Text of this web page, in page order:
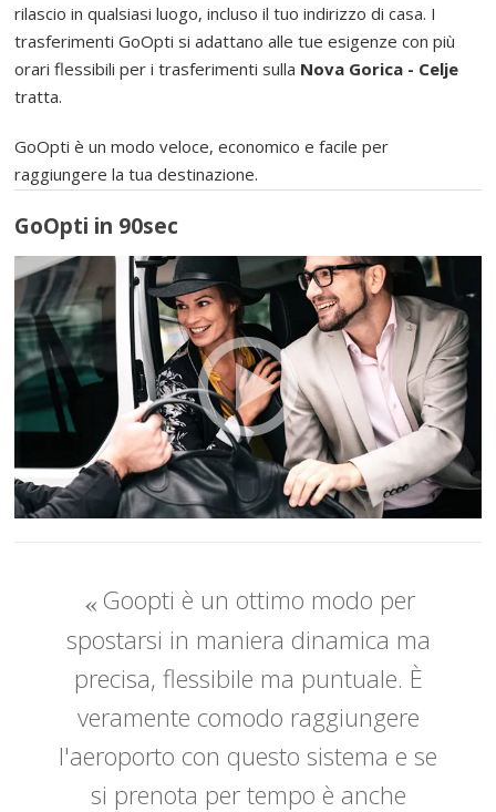
rilascio in qualsiasi luogo, incluso il tuo indirizzo di casa. I
trasferimenti GoOpti si adattano alle tue esigenze con più
orari flessibili per i trasferimenti sulla Nova Gorica - Celje
tratta.
GoOpti è un modo veloce, economico e facile per
raggiungere la tua destinazione.
GoOpti in 90sec
Goopti è un ottimo modo per
spostarsi in maniera dinamica ma
precisa, flessibile ma puntuale. È
veramente comodo raggiungere
l'aeroporto con questo sistema e se
si prenota per tempo è anche